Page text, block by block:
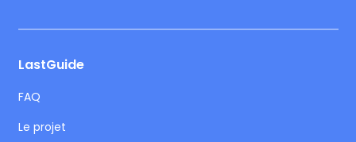
LastGuide
FAQ
Le projet